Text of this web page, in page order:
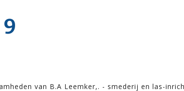
van B.A Leemker,. - smederij en las-